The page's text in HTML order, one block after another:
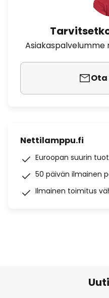
Asiakaspalvelumme
Nettilamppu.fi
Euroopan suurin
50 päivän ilmainen
Ilmainen toimitus